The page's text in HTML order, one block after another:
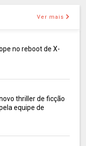
Ver mais
no reboot de X-
thriller de ficção
equipe de